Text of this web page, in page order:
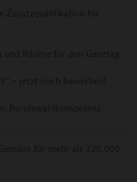
Zusatzqualifikation für
Räume für den Ganztag
– jetzt noch bewerben!
Berufswahlkompetenz
für mehr als 220.000